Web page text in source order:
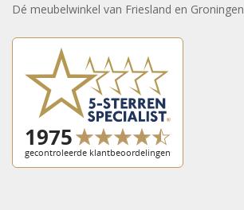
Dé meubelwinkel van Friesland en Groningen